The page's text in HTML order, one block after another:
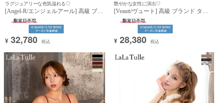
ラグジュアリーな色気溢れる♡
[Angel-R/エンジェルアール] 高級 ブラ
ンド タイトミニドレス 谷間 ホルター
ネック ウエストカット ラメチュール
バストコード ビジュー セクシー (伊
藤舞雪着用)
¥ 32,780 税込
艶やかな女性に演出♡
[Veautt/ヴュート] 高級 ブランド タイ
ト膝丈ドレス ワンショルダー ビジュ
ーチェーン ウエストタック サテン 大
人 ワンカラー (伊藤舞雪着用)
¥ 28,380 税込